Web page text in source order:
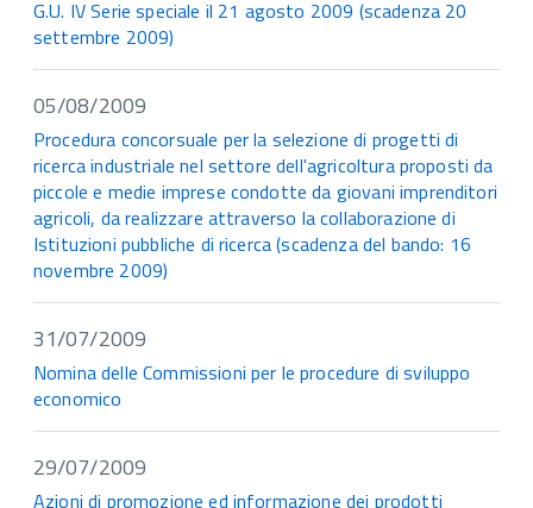
G.U. IV Serie speciale il 21 agosto 2009 (scadenza 20
settembre 2009)
05/08/2009
Procedura concorsuale per la selezione di progetti di
ricerca industriale nel settore dell'agricoltura proposti da
piccole e medie imprese condotte da giovani imprenditori
agricoli, da realizzare attraverso la collaborazione di
Istituzioni pubbliche di ricerca (scadenza del bando: 16
novembre 2009)
31/07/2009
Nomina delle Commissioni per le procedure di sviluppo
economico
29/07/2009
Azioni di promozione ed informazione dei prodotti